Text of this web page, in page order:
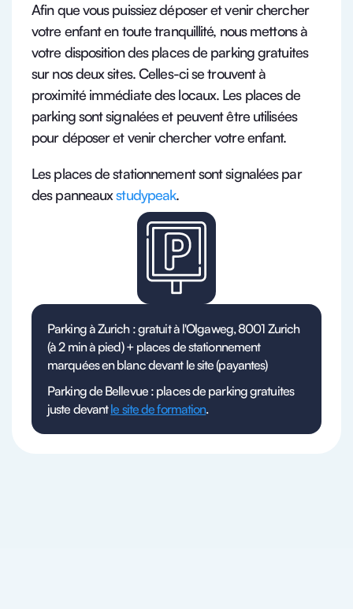
Afin que vous puissiez déposer et venir chercher
votre enfant en toute tranquillité, nous mettons à
votre disposition des places de parking gratuites
sur nos deux sites. Celles-ci se trouvent à
proximité immédiate des locaux. Les places de
parking sont signalées et peuvent être utilisées
pour déposer et venir chercher votre enfant.
Les places de stationnement sont signalées par
des panneauxstudypeak.
Parking à Zurich : gratuit à l'Olgaweg, 8001 Zurich
(à 2 min à pied) + places de stationnement
marquées en blanc devant le site (payantes)
Parking de Bellevue : places de parking gratuites
juste devantle site de formation.